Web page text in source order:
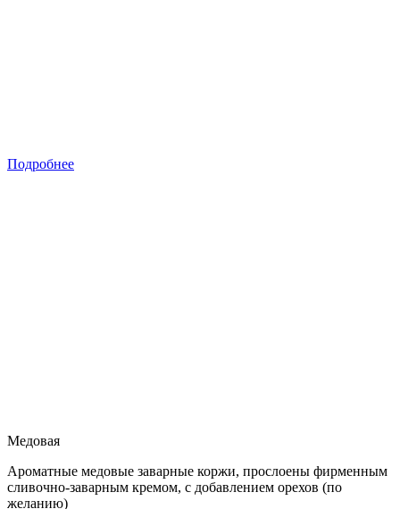
Подробнее
Медовая
Ароматные медовые заварные коржи, прослоены фирменным
сливочно-заварным кремом, с добавлением орехов (по
желанию)